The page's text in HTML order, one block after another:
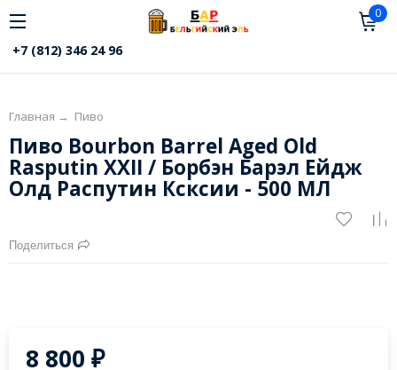
0
+7 (812) 346 24 96
Главная → Пиво
Пиво Bourbon Barrel Aged Old
Rasputin XXII / Борбэн Барэл Ейдж
Олд Распутин Ксксии - 500 МЛ
Поделиться
8 800₽